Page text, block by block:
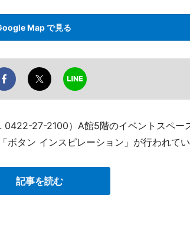
Map で見る
0422-27-2100）A館5階のイベントスペー
タン インスピレーション」が行われてい
記事を読む